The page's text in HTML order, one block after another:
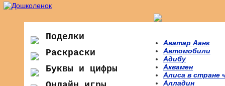
Поделки
Раскраски
Буквы и цифры
Аватар Аанг
Автомобили
Адибу
Аквамен
Алиса в стране
Алладин